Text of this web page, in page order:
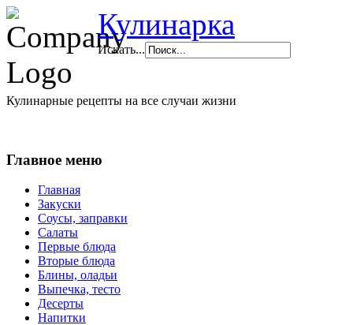
Кулинарка
Искать...
Кулинарные рецепты на все случаи жизни
Главное меню
Главная
Закуски
Соусы, заправки
Салаты
Первые блюда
Вторые блюда
Блины, оладьи
Выпечка, тесто
Десерты
Напитки